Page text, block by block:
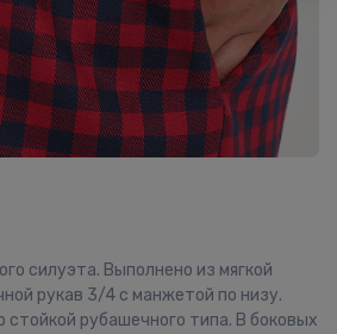
силуэта. Выполнено из мягкой
рукав 3/4 с манжетой по низу.
стойкой рубашечного типа. В боковых